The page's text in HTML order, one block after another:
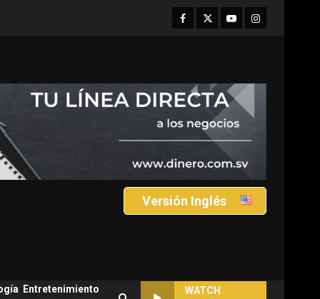
Facebook
TwitterYoutubeInstagram
Versión Inglés
Entretenimiento
WATCH